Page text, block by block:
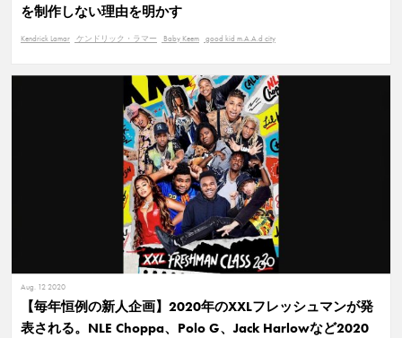
を制作しない理由を明かす
Kendrick Lamar ケンドリック・ラマー Baby Keem good kid m.A.A.d city
Aug. 12 2020
【毎年恒例の新人企画】2020年のXXLフレッシュマンが発
表される。NLE Choppa、Polo G、Jack Harlowなど2020